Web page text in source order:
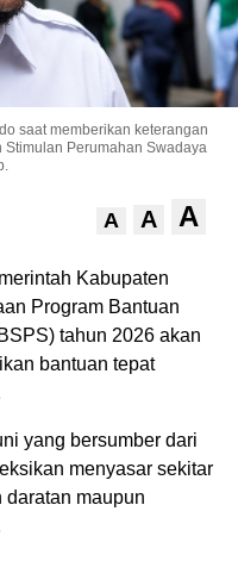
saat memberikan keterangan
Perumahan Swadaya
A A A
Kabupaten
Program Bantuan
tahun 2026 akan
bantuan tepat
yang bersumber dari
menyasar sekitar
maupun